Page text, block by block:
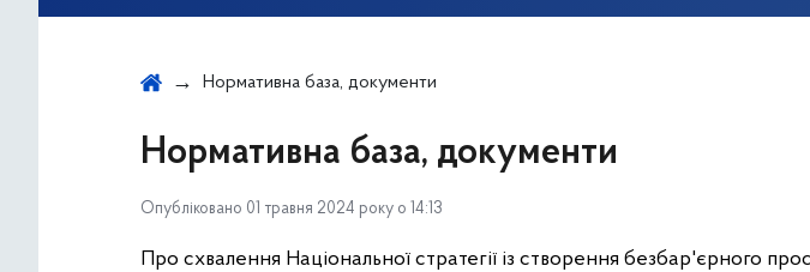
Нормативна база, документи
Нормативна база, документи
Опубліковано 01 травня 2024 року о 14:13
Про схвалення Національної стратегії із створення безбар'єрного